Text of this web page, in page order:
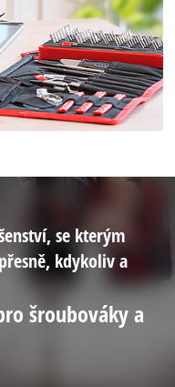
se kterým
kdykoliv a
šroubováky a